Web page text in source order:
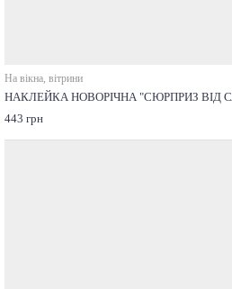
На вікна, вітрини
НАКЛЕЙКА НОВОРІЧНА "СЮРПРИЗ ВІД
443 грн